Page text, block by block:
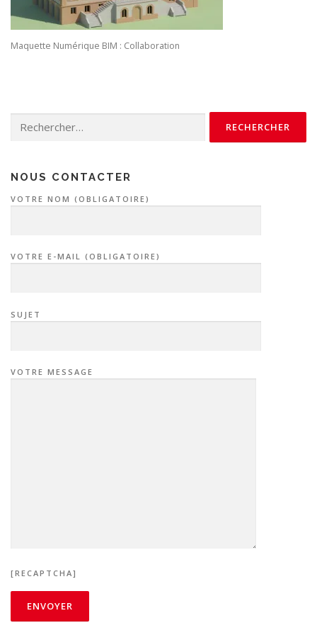
Maquette Numérique BIM : Collaboration
NOUS CONTACTER
VOTRE NOM (OBLIGATOIRE)
VOTRE E-MAIL (OBLIGATOIRE)
SUJET
VOTRE MESSAGE
[RECAPTCHA]